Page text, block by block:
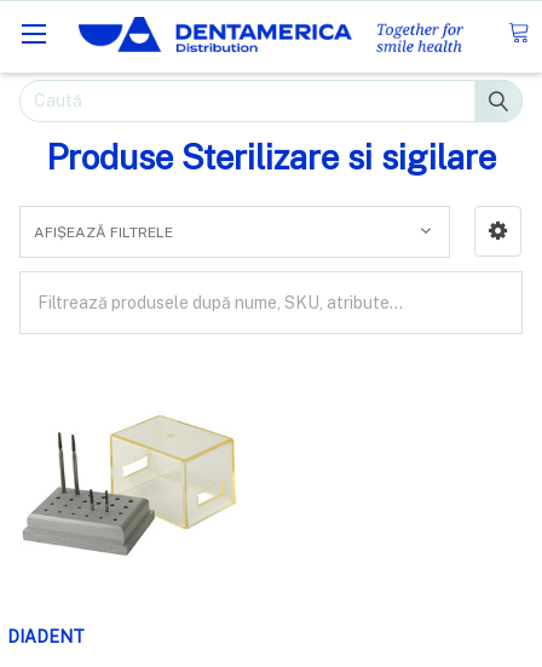
Caută
Produse Sterilizare si sigilare
AFIȘEAZĂ FILTRELE
DIADENT